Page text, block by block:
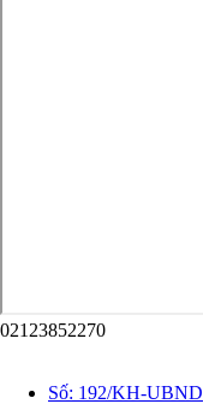
02123852270
Số: 192/KH-UBND